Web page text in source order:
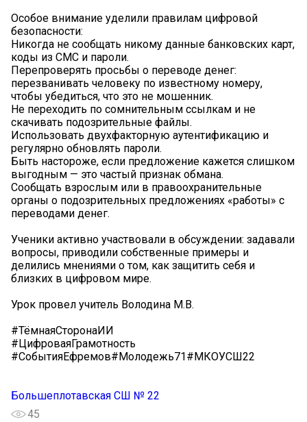
Особое внимание уделили правилам цифровой
безопасности:
️Никогда не сообщать никому данные банковских карт,
коды из СМС и пароли.
️Перепроверять просьбы о переводе денег:
перезванивать человеку по известному номеру,
чтобы убедиться, что это не мошенник.
️Не переходить по сомнительным ссылкам и не
скачивать подозрительные файлы.
️Использовать двухфакторную аутентификацию и
регулярно обновлять пароли.
️Быть настороже, если предложение кажется слишком
выгодным — это частый признак обмана.
️Сообщать взрослым или в правоохранительные
органы о подозрительных предложениях «работы» с
переводами денег.
Ученики активно участвовали в обсуждении: задавали
вопросы, приводили собственные примеры и
делились мнениями о том, как защитить себя и
близких в цифровом мире.
Урок провел учитель Володина М.В.
#ТёмнаяСторонаИИ
#ЦифроваяГрамотность
#СобытияЕфремов#Молодежь71#МКОУСШ22
Большеплотавская СШ № 22
45